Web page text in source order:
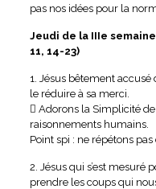
pas nos idées pour la
Jeudi de la IIIe
11, 14-23)
1. Jésus bêtement accusé
le réduire à sa merci.
 Adorons la Simplicité
raisonnements humains.
Point spi : ne répétons
2. Jésus qui s’est mesuré
prendre les coups qui